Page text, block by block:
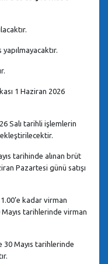
1 Haziran 2026
Salı tarihli işlemlerin
tarihinde alınan brüt
Pazartesi günü satışı
kadar virman
tarihlerinde virman
30 Mayıs tarihlerinde